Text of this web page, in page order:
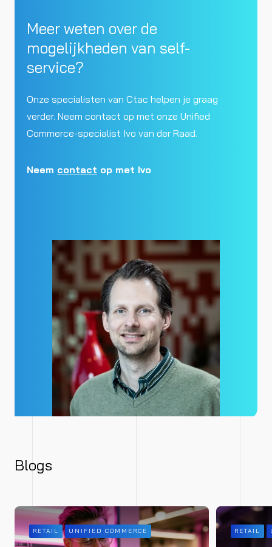
Meer weten over de
mogelijkheden van self-
service?
Onze specialisten van Ctac helpen je graag
verder. Neem contact op met onze Unified
Commerce-specialist Ivo van der Raad.
Neem contact op met Ivo
Blogs
RETAIL UNIFIED COMMERCE RETAIL